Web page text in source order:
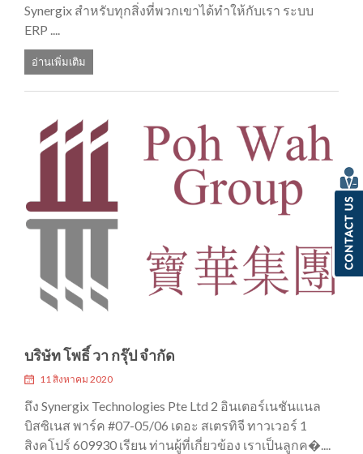
Synergix สำหรับทุกสิ่งที่พวกเขาได้ทำให้กับเรา ระบบ
ERP ....
อ่านเพิ่มเติม
บริษัท โพธิ์ วา กรุ๊ป จำกัด
11 สิงหาคม 2020
ถึง Synergix Technologies Pte Ltd 2 อินเตอร์เนชันแนล
บิสซิเนส พาร์ค #07-05/06 เดอะ สเตรทิจี ทาวเวอร์ 1
สิงคโปร์ 609930 เรียน ท่านผู้ที่เกี่ยวข้อง เราเป็นลูกค�....